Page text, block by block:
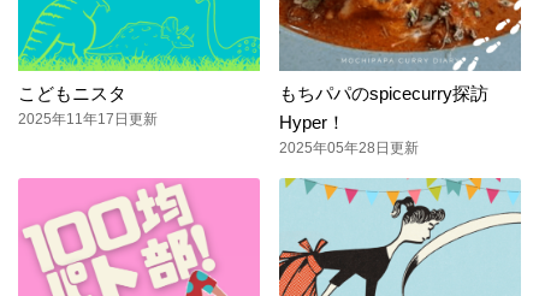
こどもニスタ
2025年11年17日更新
もちパパのspicecurry探訪
Hyper！
2025年05年28日更新